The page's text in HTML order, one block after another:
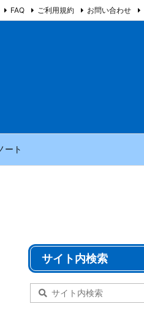
ート
FAQ ご利用規約 お問い合わせ
サイト内検索